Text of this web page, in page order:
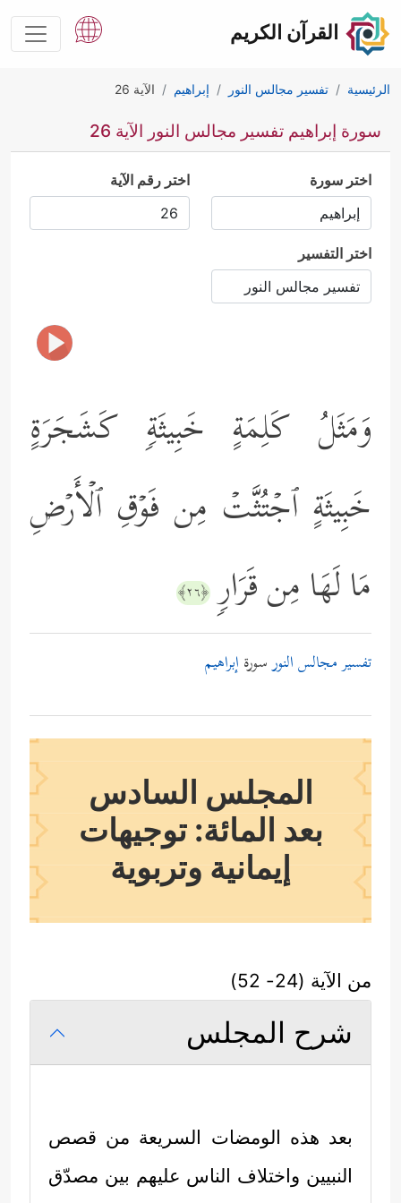
القرآن الكريم
الرئيسية تفسير مجالس النور إبراهيم الآية 26
سورة إبراهيم تفسير مجالس النور الآية 26
اختر سورة اختر رقم الآية
اختر التفسير
وَمَثَلُ كَلِمَةٍ خَبِیثَةࣲ كَشَجَرَةٍ
خَبِیثَةٍ ٱجۡتُثَّتۡ مِن فَوۡقِ ٱلۡأَرۡضِ
مَا لَهَا مِن قَرَارࣲ ﴿٢٦﴾
تفسير مجالس النورسورة إبراهيم
المجلس السادس
بعد المائة: توجيهات
إيمانية وتربوية
من الآية (24- 52)
شرح المجلس
بعد هذه الومضات السريعة من قصص
النبيين واختلاف الناس عليهم بين مصدّق